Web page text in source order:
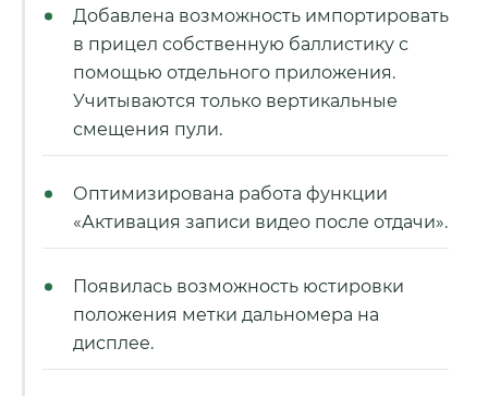
Добавлена возможность импортировать
в прицел собственную баллистику с
помощью отдельного приложения.
Учитываются только вертикальные
смещения пули.
Оптимизирована работа функции
«Активация записи видео после отдачи».
Появилась возможность юстировки
положения метки дальномера на
дисплее.